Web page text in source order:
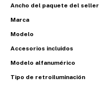
Ancho del paquete del seller
Marca
Modelo
Accesorios incluidos
Modelo alfanumérico
Tipo de retroiluminación